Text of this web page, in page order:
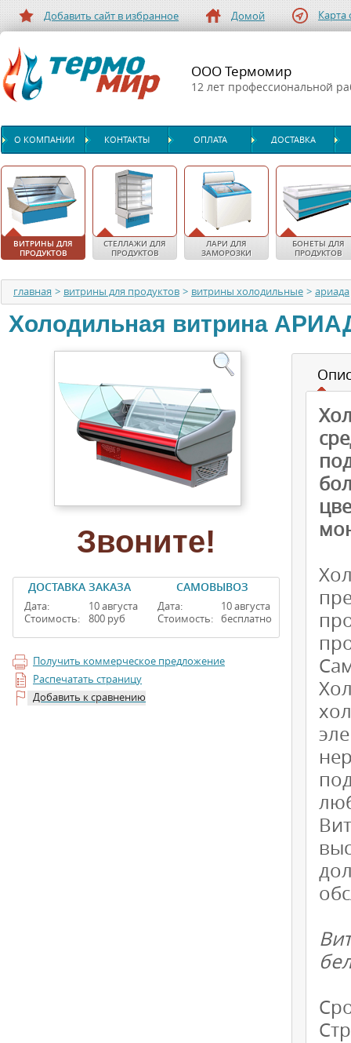
Добавить сайт в избранное Домой Карта
ООО Термомир
12 лет профессиональной
О КОМПАНИИ КОНТАКТЫ ОПЛАТА ДОСТАВКА
ВИТРИНЫ ДЛЯ
ПРОДУКТОВ
СТЕЛЛАЖИ ДЛЯ
ПРОДУКТОВ
ЛАРИ ДЛЯ
ЗАМОРОЗКИ
БОНЕТЫ ДЛЯ
ПРОДУКТОВ
главная > витрины для продуктов > витрины холодильные > ариада
Холодильная витрина
Звоните!
ДОСТАВКА ЗАКАЗА
Дата:
Стоимость:
10 августа
800 руб
САМОВЫВОЗ
Дата:
Стоимость:
10 августа
бесплатно
Получить коммерческое предложение
Распечатать страницу
Добавить к сравнению